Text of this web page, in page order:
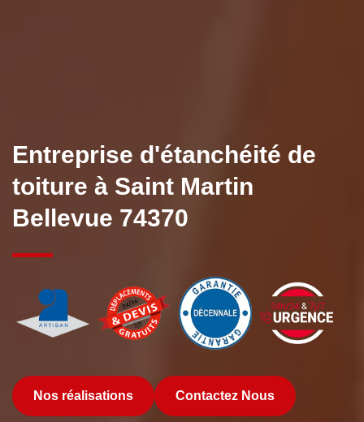
Entreprise d'étanchéité de
toiture à Saint Martin
Bellevue 74370
Nos réalisations Contactez Nous